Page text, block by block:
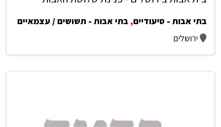
בתי אבות - סיעודיים, בתי אבות - תשושים / עצמאיים
ירושלים